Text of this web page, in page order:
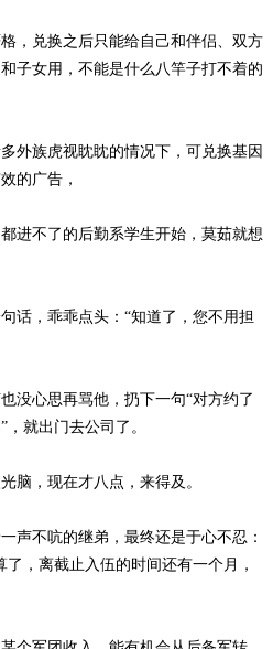
兑换之后只能给自己和伴侣、双方
子女用，不能是什么八竿子打不着的
族虎视眈眈的情况下，可兑换基因
的广告，
不了的后勤系学生开始，莫茹就想
，乖乖点头：“知道了，您不用担
心思再骂他，扔下一句“对方约了
就出门去公司了。
，现在才八点，来得及。
不吭的继弟，最终还是于心不忍：
，离截止入伍的时间还有一个月，